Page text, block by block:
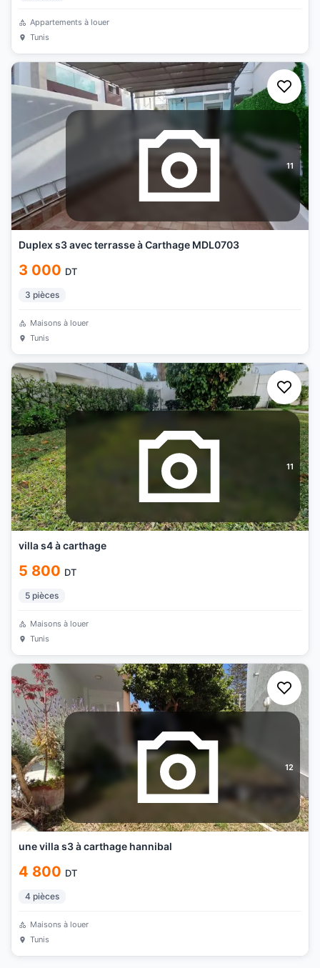
Appartements à louer
Tunis
11
Duplex s3 avec terrasse à Carthage MDL0703
3 000 DT
3 pièces
Maisons à louer
Tunis
11
villa s4 à carthage
5 800 DT
5 pièces
Maisons à louer
Tunis
12
une villa s3 à carthage hannibal
4 800 DT
4 pièces
Maisons à louer
Tunis